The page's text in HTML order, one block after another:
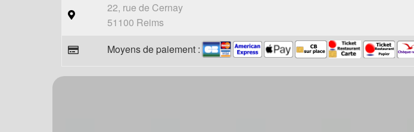
22, rue de Cernay
51100 Reims
Moyens de paiement :